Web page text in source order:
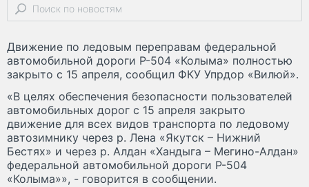
Движение по ледовым переправам федеральной
автомобильной дороги Р-504 «Колыма» полностью
закрыто с 15 апреля, сообщил ФКУ Упрдор «Вилюй».
«В целях обеспечения безопасности пользователей
автомобильных дорог с 15 апреля закрыто
движение для всех видов транспорта по ледовому
автозимнику через р. Лена «Якутск – Нижний
Бестях» и через р. Алдан «Хандыга – Мегино-Алдан»
федеральной автомобильной дороги Р-504
«Колыма»», - говорится в сообщении.